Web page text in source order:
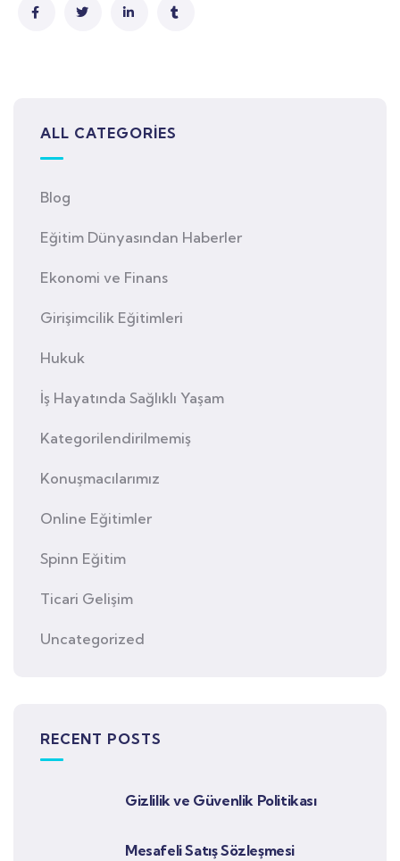
ALL CATEGORIES
Blog
Eğitim Dünyasından Haberler
Ekonomi ve Finans
Girişimcilik Eğitimleri
Hukuk
İş Hayatında Sağlıklı Yaşam
Kategorilendirilmemiş
Konuşmacılarımız
Online Eğitimler
Spinn Eğitim
Ticari Gelişim
Uncategorized
RECENT POSTS
Gizlilik ve Güvenlik Politikası
Mesafeli Satış Sözleşmesi